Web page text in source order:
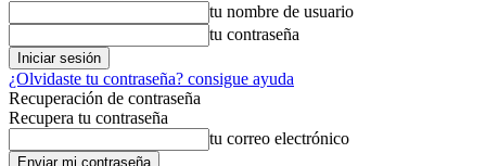
tu nombre de usuario
tu contraseña
¿Olvidaste tu contraseña? consigue ayuda
Recuperación de contraseña
Recupera tu contraseña
tu correo electrónico